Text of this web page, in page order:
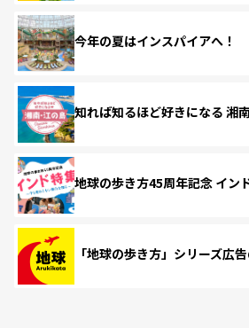
今年の夏はインスパイアへ！
知れば知るほど好きになる 湘
地球の歩き方45周年記念 イン
「地球の歩き方」シリーズ広